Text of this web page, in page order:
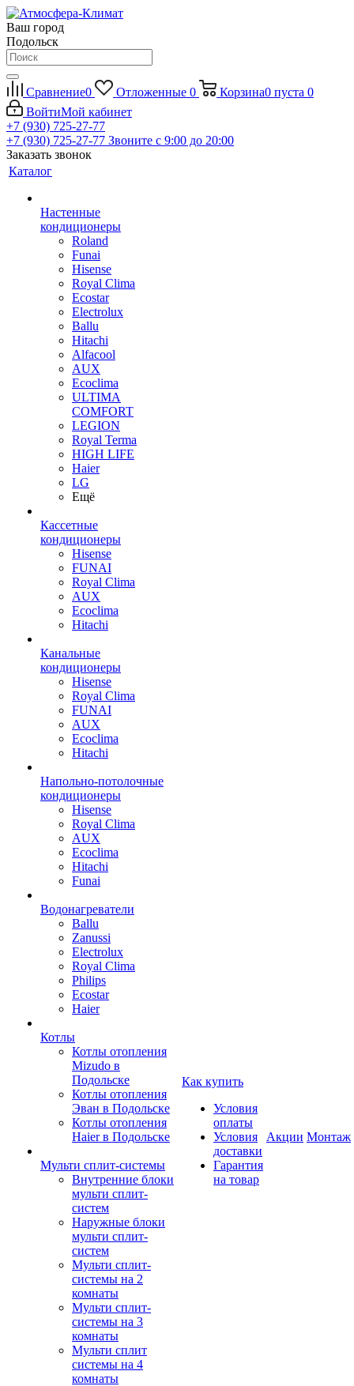
Ваш город
Подольск
Сравнение0 Отложенные 0 Корзина0 пуста 0
ВойтиМой кабинет
+7 (930) 725-27-77
+7 (930) 725-27-77 Звоните с 9:00 до 20:00
Заказать звонок
Каталог
Настенные
кондиционеры
Roland
Funai
Hisense
Royal Clima
Ecostar
Electrolux
Ballu
Hitachi
Alfacool
AUX
Ecoclima
ULTIMA
COMFORT
LEGION
Royal Terma
HIGH LIFE
Haier
LG
Ещё
Кассетные
кондиционеры
Hisense
FUNAI
Royal Clima
AUX
Ecoclima
Hitachi
Канальные
кондиционеры
Hisense
Royal Clima
FUNAI
AUX
Ecoclima
Hitachi
Напольно-потолочные
кондиционеры
Hisense
Royal Clima
AUX
Ecoclima
Hitachi
Funai
Водонагреватели
Ballu
Zanussi
Electrolux
Royal Clima
Philips
Ecostar
Haier
Котлы
Котлы отопления
Mizudo в
Подольске
Котлы отопления
Эван в Подольске
Котлы отопления
Haier в Подольске
Мульти сплит-системы
Внутренние блоки
мульти сплит-
систем
Наружные блоки
мульти сплит-
систем
Мульти сплит-
системы на 2
комнаты
Мульти сплит-
системы на 3
комнаты
Мульти сплит
системы на 4
комнаты
Как купить
Условия
оплаты
Условия
доставки
Гарантия
на товар
Акции Монтаж